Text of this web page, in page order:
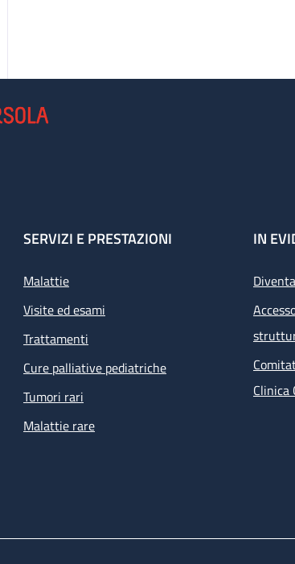
SERVIZI E PRESTAZIONI
Malattie
Visite ed esami
Trattamenti
Cure palliative pediatriche
Tumori rari
Malattie rare
IN
Clinica